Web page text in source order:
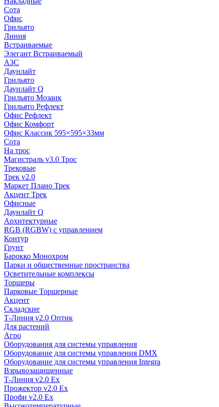
Сота
Офис
Грильято
Линия
Встраиваемые
Элегант Встраиваемый
АЗС
Даунлайт
Грильято
Даунлайт Q
Грильято Мозаик
Грильято Рефлект
Офис Рефлект
Офис Комфорт
Офис Классик 595×595×33мм
Сота
На трос
Магистраль v3.0 Трос
Трековые
Трек v2.0
Маркет Плано Трек
Акцент Трек
Офисные
Даунлайт Q
Архитектурные
RGB (RGBW) с управлением
Контур
Грунт
Барокко Монохром
Парки и общественные пространства
Осветительные комплексы
Торшеры
Парковые Торшерные
Акцент
Складские
Т-Линия v2.0 Оптик
Для растений
Агро
Оборудования для системы управления
Оборудование для системы управления DMX
Оборудование для системы управления Integra
Взрывозащищенные
Т-Линия v2.0 Ex
Прожектор v2.0 Ex
Профи v2.0 Ex